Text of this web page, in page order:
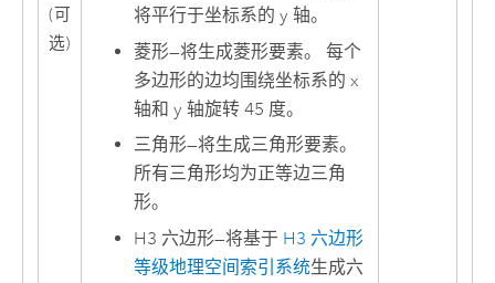
(可
选)
将平行于坐标系的 y 轴。
菱形—将生成菱形要素。 每个
多边形的边均围绕坐标系的 x
轴和 y 轴旋转 45 度。
三角形—将生成三角形要素。
所有三角形均为正等边三角
形。
H3 六边形—将基于 H3 六边形
等级地理空间索引系统生成六